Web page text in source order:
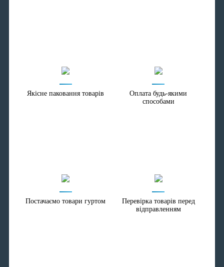
Якісне паковання товарів
Оплата будь-якими
способами
Постачаємо товари гуртом
Перевірка товарів перед
відправленням